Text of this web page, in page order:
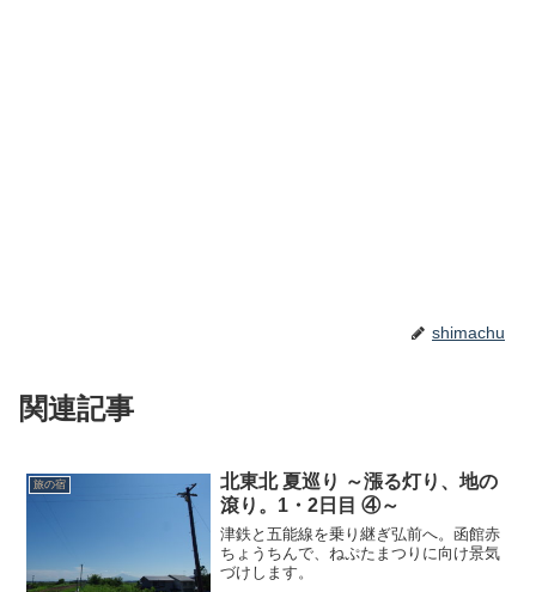
shimachu
関連記事
旅の宿
北東北 夏巡り ～漲る灯り、地の
滾り。1・2日目 ④～
津鉄と五能線を乗り継ぎ弘前へ。函館赤
ちょうちんで、ねぷたまつりに向け景気
づけします。